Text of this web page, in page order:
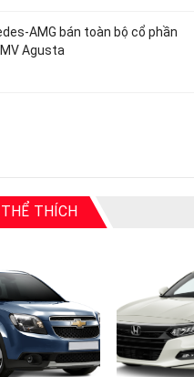
AMG bán toàn bộ cổ phần
Agusta
THỂ THÍCH